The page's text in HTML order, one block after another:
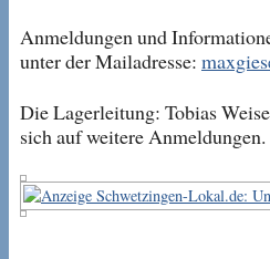
Anmeldungen und
unter der Mailadresse:
Die Lagerleitung: Tobias
sich auf weitere Anmeldungen.